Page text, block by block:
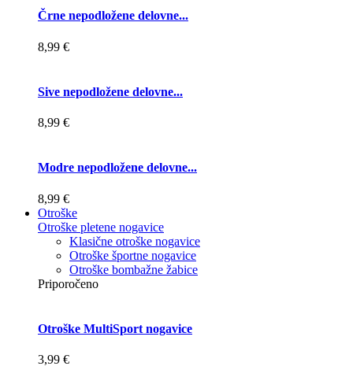
Črne nepodložene delovne...
8,99 €
Sive nepodložene delovne...
8,99 €
Modre nepodložene delovne...
8,99 €
Otroške
Otroške pletene nogavice
Klasične otroške nogavice
Otroške športne nogavice
Otroške bombažne žabice
Priporočeno
Otroške MultiSport nogavice
3,99 €